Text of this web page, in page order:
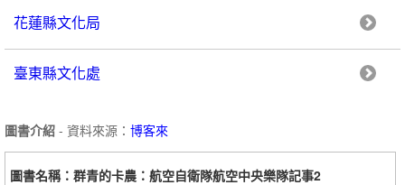
花蓮縣文化局
臺東縣文化處
圖書介紹 - 資料來源： 博客來
圖書名稱：群青的卡農：航空自衛隊航空中央樂隊記事2